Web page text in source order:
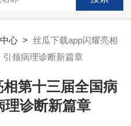
体烧蚀进样系统;循环水冷却
工程;通风柜;化学安全
和配件
心 > 丝瓜下载app闪耀亮相
领病理诊断新篇章
第十三届全国病
病理诊断新篇章